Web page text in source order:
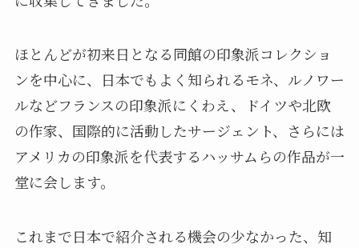
ほとんどが初来日となる同館の印象派コレクショ
ンを中心に、日本でもよく知られるモネ、ルノワー
ルなどフランスの印象派にくわえ、ドイツや北欧
の作家、国際的に活動したサージェント、さらには
アメリカの印象派を代表するハッサムらの作品が一
堂に会します。
これまで日本で紹介される機会の少なかった、知